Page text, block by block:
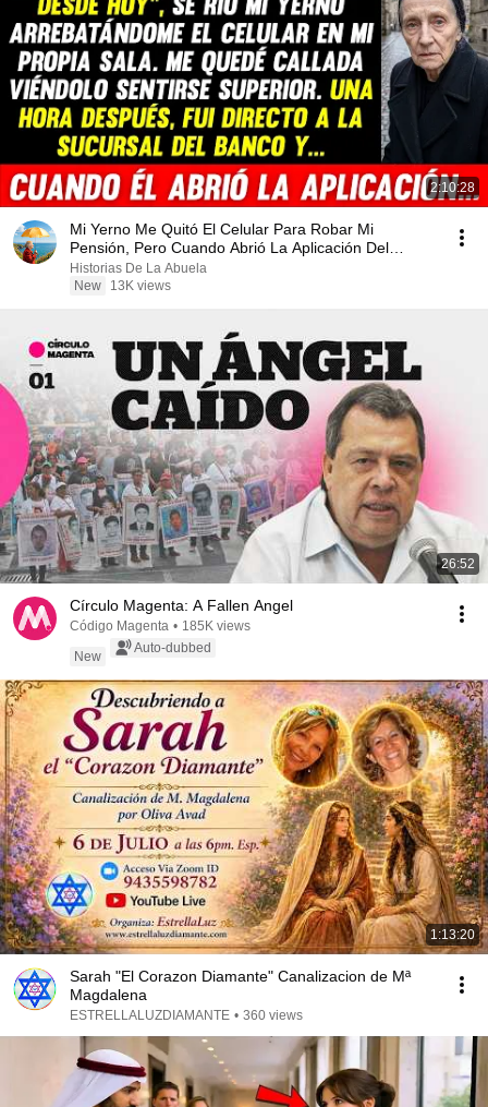
2:10:28
Mi Yerno Me Quitó El Celular Para Robar Mi
Pensión, Pero Cuando Abrió La Aplicación Del
Banco...
Historias De La Abuela
New
13K views
26:52
Círculo Magenta: A Fallen Angel
Código Magenta • 185K views
New
Auto-dubbed
1:13:20
Sarah "El Corazon Diamante" Canalizacion de Mª
Magdalena
ESTRELLALUZDIAMANTE • 360 views